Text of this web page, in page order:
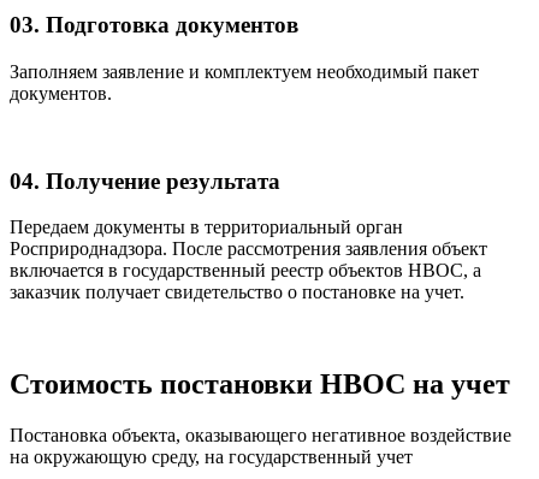
03. Подготовка документов
Заполняем заявление и комплектуем необходимый пакет
документов.
04. Получение результата
Передаем документы в территориальный орган
Росприроднадзора. После рассмотрения заявления объект
включается в государственный реестр объектов НВОС, а
заказчик получает свидетельство о постановке на учет.
Стоимость постановки НВОС на учет
Постановка объекта, оказывающего негативное воздействие
на окружающую среду, на государственный учет